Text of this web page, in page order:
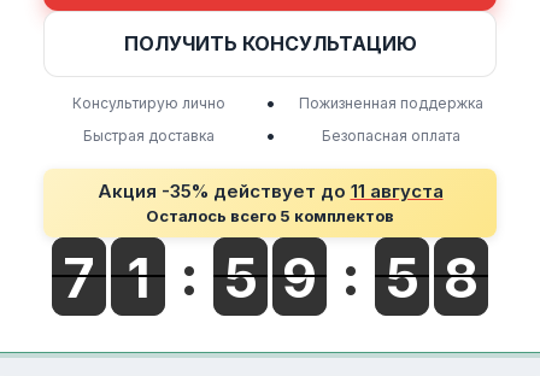
ПОЛУЧИТЬ КОНСУЛЬТАЦИЮ
Консультирую лично •
Пожизненная поддержка
Быстрая доставка
• Безопасная оплата
Акция -35% действует до 11 августа
Осталось всего 5 комплектов